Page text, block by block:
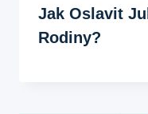
Jak Oslavit
Rodiny?